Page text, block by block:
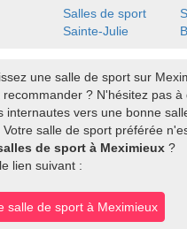
Salles de sport
Sainte-Julie
une salle de sport sur
recommander ? N'hésitez pas
internautes vers une bonne
Votre salle de sport préférée
de sport à Meximieux ?
lien suivant :
salle de sport à Meximieux